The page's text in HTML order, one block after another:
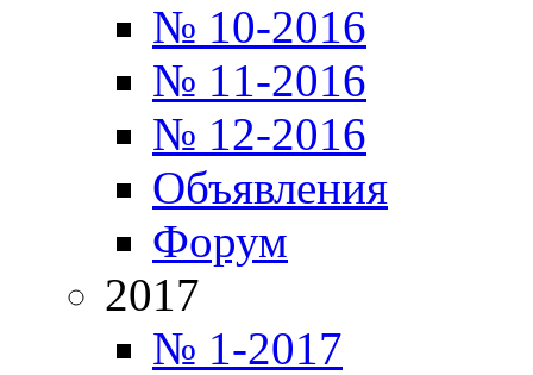
№ 10-2016
№ 11-2016
№ 12-2016
Объявления
Форум
2017
№ 1-2017